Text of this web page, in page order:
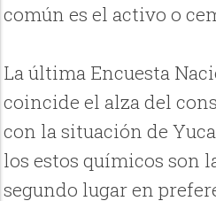
común es el activo o
La última Encuesta
coincide el alza del
con la situación de
los estos químicos son
segundo lugar en